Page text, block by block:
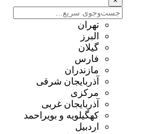
تهران
البرز
گیلان
فارس
مازندران
آذربایجان شرقی
مرکزی
آذربایجان غربی
کهگیلویه و بویراحمد
اردبیل